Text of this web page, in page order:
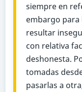
siempre en
embargo para
resultar
con relativa
deshonesta.
tomadas
pasarlas a